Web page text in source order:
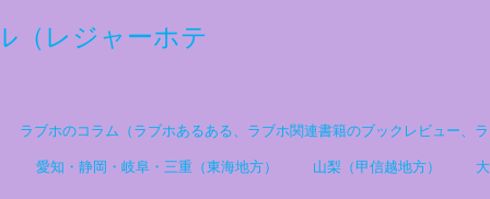
（レジャーホテ
ラブホのコラム（ラブホあるある、ラブホ関連書籍のブックレビュー、
愛知・静岡・岐阜・三重（東海地方） 山梨（甲信越地方）